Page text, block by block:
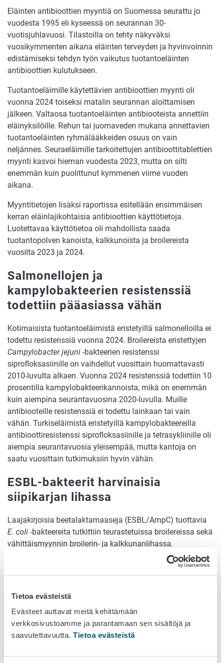
Tietoa evästeistä
Evästeet auttavat meitä kehittämään
verkkosivustoamme ja parantamaan sen sisältöjä ja
saavutettavuutta. Tietoa evästeistä
Eläinten antibioottien myyntiä on Suomessa seurattu jo
vuodesta 1995 eli kyseessä on seurannan 30-
vuotisjuhlavuosi. Tilastoilla on tehty näkyväksi
vuosikymmenten aikana eläinten terveyden ja hyvinvoinnin
edistämiseksi tehdyn työn vaikutus tuotantoeläinten
antibioottien kulutukseen.
Tuotantoeläimille käytettävien antibioottien myynti oli
vuonna 2024 toiseksi matalin seurannan aloittamisen
jälkeen. Valtaosa tuotantoeläinten antibiooteista annettiin
eläinyksilöille. Rehun tai juomaveden mukana annettavien
tuotantoeläinten ryhmälääkkeiden osuus on vain
neljännes. Seuraeläimille tarkoitettujen antibioottitablettien
myynti kasvoi hieman vuodesta 2023, mutta on silti
enemmän kuin puolittunut kymmenen viime vuoden
aikana.
Myyntitietojen lisäksi raportissa esitellään ensimmäisen
kerran eläinlajikohtaisia antibioottien käyttötietoja.
Luotettavaa käyttötietoa oli mahdollista saada
tuotantopolven kanoista, kalkkunoista ja broilereista
vuosilta 2023 ja 2024.
Salmonellojen ja
kampylobakteerien resistenssiä
todettiin pääasiassa vähän
Kotimaisista tuotantoeläimistä eristetyillä salmonelloilla ei
todettu resistenssiä vuonna 2024. Broilereista eristettyjen
Campylobacter jejuni -bakteerien resistenssi
siprofloksasiinille on vaihdellut vuosittain huomattavasti
2010-luvulta alkaen. Vuonna 2024 resistenssiä todettiin 10
prosentilla kampylobakteerikannoista, mikä on enemmän
kuin aiempina seurantavuosina 2020-luvulla. Muille
antibiooteille resistenssiä ei todettu lainkaan tai vain
vähän. Turkiseläimistä eristetyillä kampylobakteereilla
antibioottiresistenssi siprofloksasiinille ja tetrasykliinille oli
aiempia seurantavuosia yleisempää, mutta kantoja on
saatu vuosittain tutkimuksiin hyvin vähän.
ESBL-bakteerit harvinaisia
siipikarjan lihassa
Laajakirjoisia beetalaktamaaseja (ESBL/AmpC) tuottavia
E. coli -bakteereita tutkittiin teurastetuissa broilereissa sekä
vähittäismyynnin broilerin- ja kalkkunanlihassa.
Broilereissa näitä bakteereita todettiin yhdessä prosentissa
tutkittuja näytteitä ja broilerinlihassa 0,3 prosentissa.
todettu lainkaan vuoden 2020 jälkeen.
Teurasbroilereista eristettiin myös nk.
kuvastavan suolistomikrobien tyypillisimpiä